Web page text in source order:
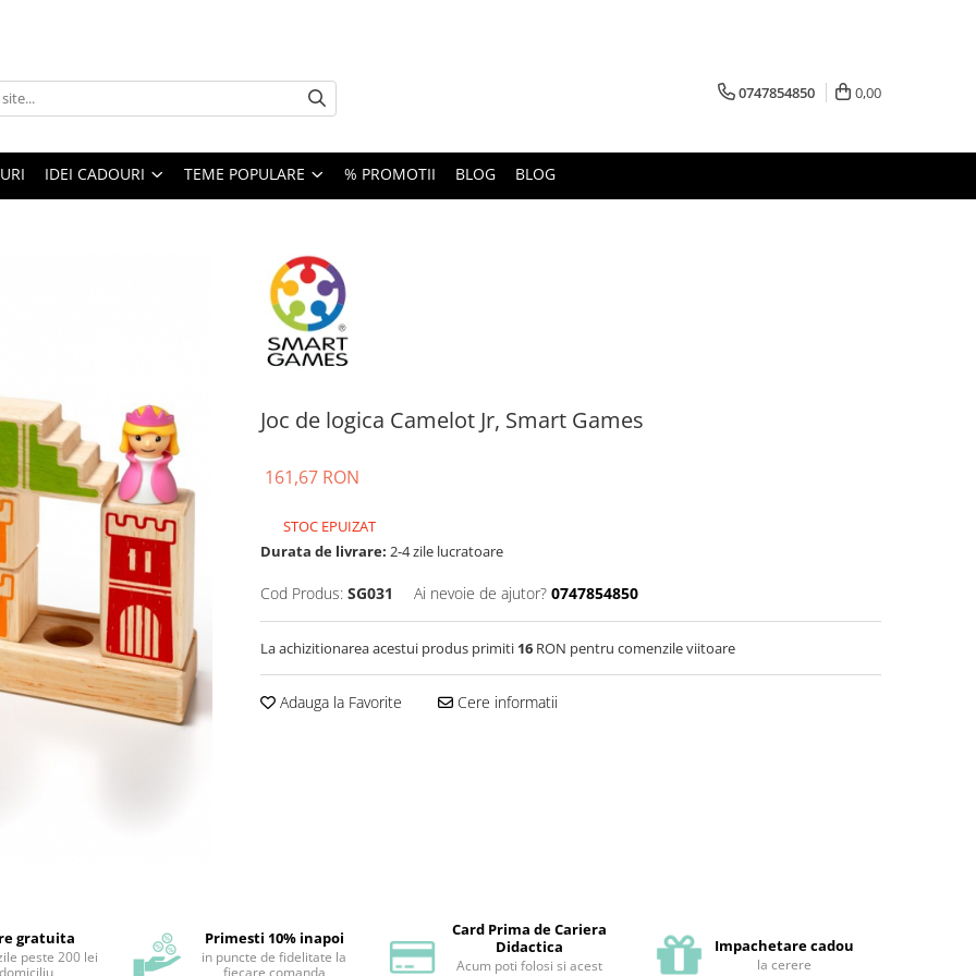
0747854850 0,00
IDEI CADOURI TEME POPULARE % PROMOTII BLOG BLOG
Joc de logica Camelot Jr, Smart Games
161,67 RON
STOC EPUIZAT
Durata de livrare: 2-4 zile lucratoare
Cod Produs: SG031 Ai nevoie de ajutor? 0747854850
La achizitionarea acestui produs primiti 16 RON pentru comenzile viitoare
Adauga la Favorite Cere informatii
gratuita
peste 200 lei
Primesti 10% inapoi
in puncte de fidelitate la
fiecare comanda
Card Prima de Cariera
Didactica
Acum poti folosi si acest
Impachetare cadou
la cerere